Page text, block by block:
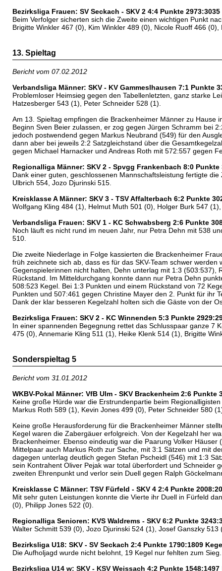
Bezirksliga Frauen: SV Seckach - SKV 2 4:4 Punkte 2973:3035
Beim Verfolger sicherten sich die Zweite einen wichtigen Punkt
Brigitte Winkler 467 (0), Kim Winkler 489 (0), Nicole Ruoff 466 (0),
13. Spieltag
Bericht vom 07.02.2012
Verbandsliga Männer: SKV - KV Gammeslhausen 7:1 Punkte
Problemloser Heimsieg gegen den Tabellenletzten, ganz starke
Hatzesberger 543 (1), Peter Schneider 528 (1).
Am 13. Spieltag empfingen die Brackenheimer Männer zu Hause
Beginn Sven Beier zulassen, er zog gegen Jürgen Schramm bei
jedoch postwendend gegen Markus Neubrand (549) für den
dann aber bei jeweils 2:2 Satzgleichstand über die
gegen Michael Harnacker und Andreas Roth mit 572:557 gegen
Regionalliga Männer: SKV 2 - Spvgg Frankenbach 8:0 Punkte
Dank einer guten, geschlossenen Mannschaftsleistung fertigte
Ulbrich 554, Jozo Djurinski 515.
Kreisklasse A Männer: SKV 3 - TSV Affalterbach 6:2 Punkte
Wolfgang Kling 484 (1), Helmut Muth 501 (0), Holger Burk 547
Verbandsliga Frauen: SKV 1 - KC Schwabsberg 2:6 Punkte
Noch läuft es nicht rund im neuen Jahr, nur Petra Dehn mit 538
510.
Die zweite Niederlage in Folge kassierten die Brackenheimer
früh zeichnete sich ab, dass es für das SKV-Team schwer
Gegenspielerinnen nicht halten, Dehn unterlag mit 1:3
Rückstand. Im Mitteldurchgang konnte dann nur Petra Dehn
508:523 Kegel. Bei 1:3 Punkten und einem Rückstand von 72
Punkten und 507:461 gegen Christine Mayer den 2. Punkt für ihr
Dank der klar besseren Kegelzahl holten sich die Gäste von der
Bezirksliga Frauen: SKV 2 - KC Winnenden 5:3 Punkte
In einer spannenden Begegnung rettet das Schlusspaar ganze 7
475 (0), Annemarie Kling 511 (1), Heike Klenk 514 (1), Brigitte
Sonderspieltag 5
Bericht vom 31.01.2012
WKBV-Pokal Männer: VfB Ulm - SKV Brackenheim 2:6 Punkte
Keine große Hürde war die Erstrundenpartie beim
Markus Roth 589 (1), Kevin Jones 499 (0), Peter Schneider 580
Keine große Herausforderung für die Brackenheimer Männer
Kegel waren die Zabergäuer erfolgreich. Von der Kegelzahl her
Brackenheimer. Ebenso eindeutig war die Paarung Volker
Mittelpaar auch Markus Roth zur Sache, mit 3:1 Sätzen und mit
dagegen unterlag deutlich gegen Stefan Pscheidl (546) mit 1:3
sein Kontrahent Oliver Pejak war total überfordert und Schneider
zweiten Ehrenpunkt und verlor sein Duell gegen Ralph
Kreisklasse C Männer: TSV Fürfeld - SKV 4 2:4 Punkte
Mit sehr guten Leistungen konnte die Vierte ihr Duell in Fürfeld
(0), Philipp Jones 522 (0).
Regionalliga Senioren: KVS Waldrems - SKV 6:2 Punkte
Walter Schmitt 539 (0), Jozo Djurinski 524 (1), Josef Ganszky
Bezirksliga U18: SKV - SV Seckach 2:4 Punkte 1790:1809
Die Aufholjagd wurde nicht belohnt, 19 Kegel nur fehlten zum
Bezirksliga U14 w: SKV - KSV Weissach 4:2 Punkte 1548:1497